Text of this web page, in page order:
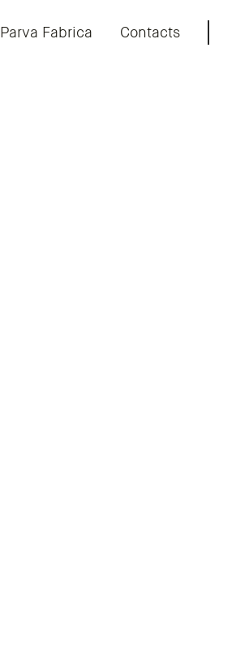
Parva Fabrica Contacts